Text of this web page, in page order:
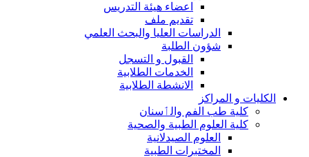
اعضاء هيئة التدريس
تقديم ملف
الدراسات العليا والبحث العلمي
شؤون الطلبة
القبول و التسجل
الخدمات الطلابية
الانشطة الطلابية
الكليات و المراكز
كلية طب الفم والٲسنان
كلية العلوم الطبية والصحية
العلوم الصيدلانية
المختبرات الطبية